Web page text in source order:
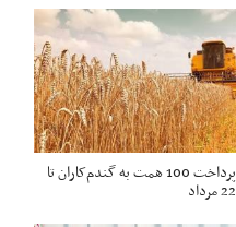
پرداخت 100 همت به گندم‌کاران تا
22 مرداد